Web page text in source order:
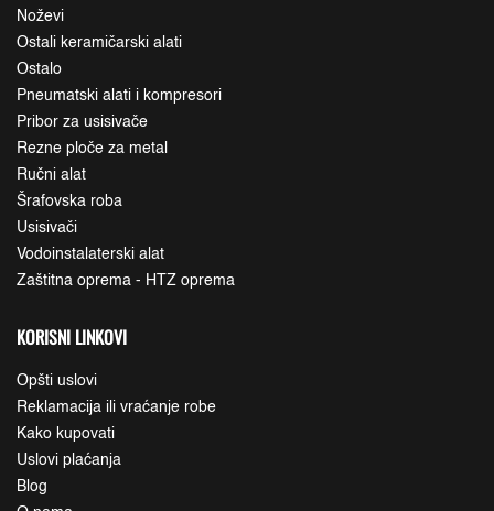
Noževi
Ostali keramičarski alati
Ostalo
Pneumatski alati i kompresori
Pribor za usisivače
Rezne ploče za metal
Ručni alat
Šrafovska roba
Usisivači
Vodoinstalaterski alat
Zaštitna oprema - HTZ oprema
KORISNI LINKOVI
Opšti uslovi
Reklamacija ili vraćanje robe
Kako kupovati
Uslovi plaćanja
Blog